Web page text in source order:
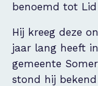
benoemd tot
Hij kreeg deze
jaar lang heeft
gemeente
stond hij